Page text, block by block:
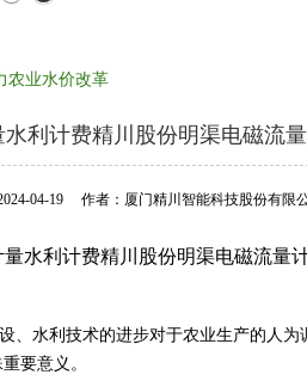
农业水价改革
利计费精川股份明渠电磁流
04-19 作者：厦门精川智能科技股份有限
水利计费精川股份明渠电磁流量
、水利技术的进步对于农业生产的人
要意义。